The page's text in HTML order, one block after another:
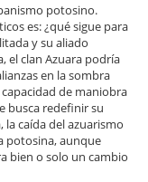
potosino.
es: ¿qué sigue para
y su aliado
el clan Azuara podría
en la sombra
de maniobra
busca redefinir su
la caída del azuarismo
potosina, aunque
bien o solo un cambio